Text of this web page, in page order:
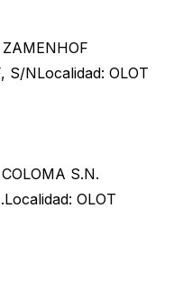
S/NLocalidad: OLOT
S.N.
Localidad: OLOT